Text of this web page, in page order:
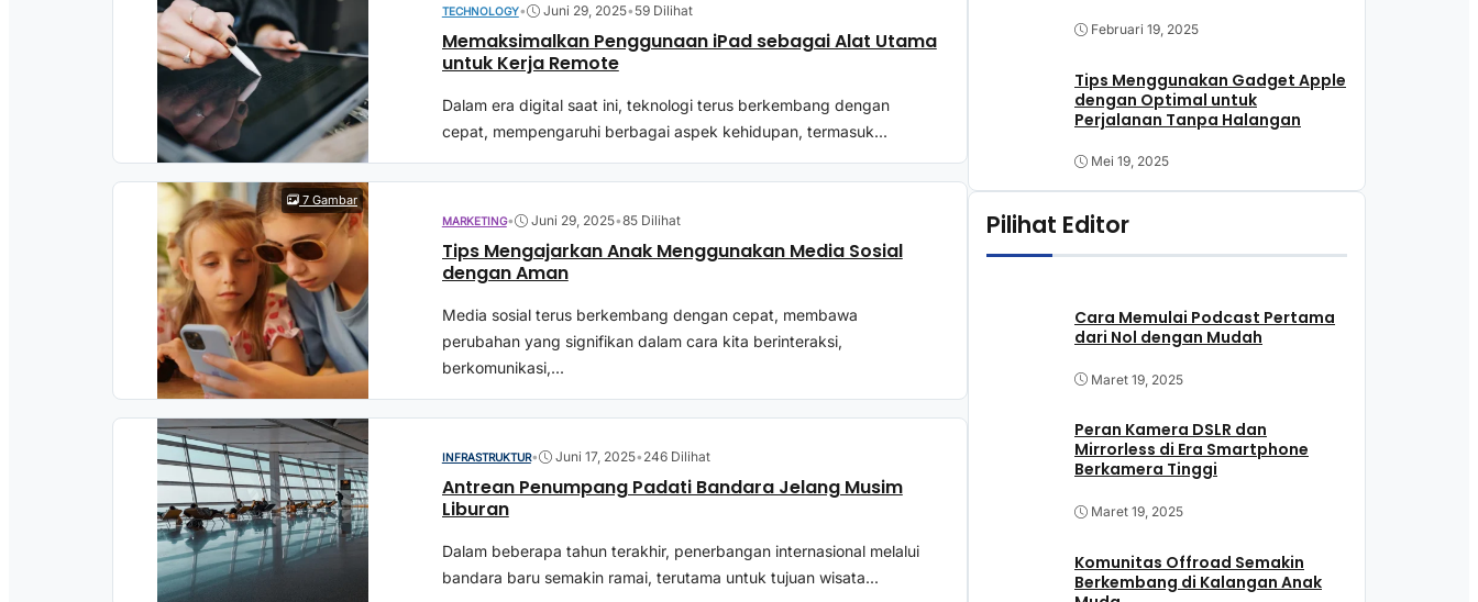
TECHNOLOGY• Juni 29, 2025• 59 Dilihat
Memaksimalkan Penggunaan iPad sebagai Alat Utama
untuk Kerja Remote
Dalam era digital saat ini, teknologi terus berkembang dengan
cepat, mempengaruhi berbagai aspek kehidupan, termasuk...
7 Gambar
MARKETING• Juni 29, 2025•85 Dilihat
Tips Mengajarkan Anak Menggunakan Media Sosial
dengan Aman
Media sosial terus berkembang dengan cepat, membawa
perubahan yang signifikan dalam cara kita berinteraksi,
berkomunikasi,...
INFRASTRUKTUR• Juni 17, 2025• 246 Dilihat
Antrean Penumpang Padati Bandara Jelang Musim
Liburan
Dalam beberapa tahun terakhir, penerbangan internasional melalui
bandara baru semakin ramai, terutama untuk tujuan wisata...
Februari 19, 2025
Tips Menggunakan Gadget Apple
dengan Optimal untuk
Perjalanan Tanpa Halangan
Mei 19, 2025
Pilihat Editor
Cara Memulai Podcast Pertama
dari Nol dengan Mudah
Maret 19, 2025
Peran Kamera DSLR dan
Mirrorless di Era Smartphone
Berkamera Tinggi
Maret 19, 2025
Komunitas Offroad Semakin
Berkembang di Kalangan Anak